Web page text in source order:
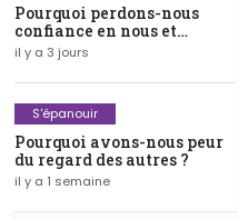
Pourquoi perdons-nous
confiance en nous et
comment la retrouver ?
il y a 3 jours
S'épanouir
Pourquoi avons-nous peur
du regard des autres ?
il y a 1 semaine